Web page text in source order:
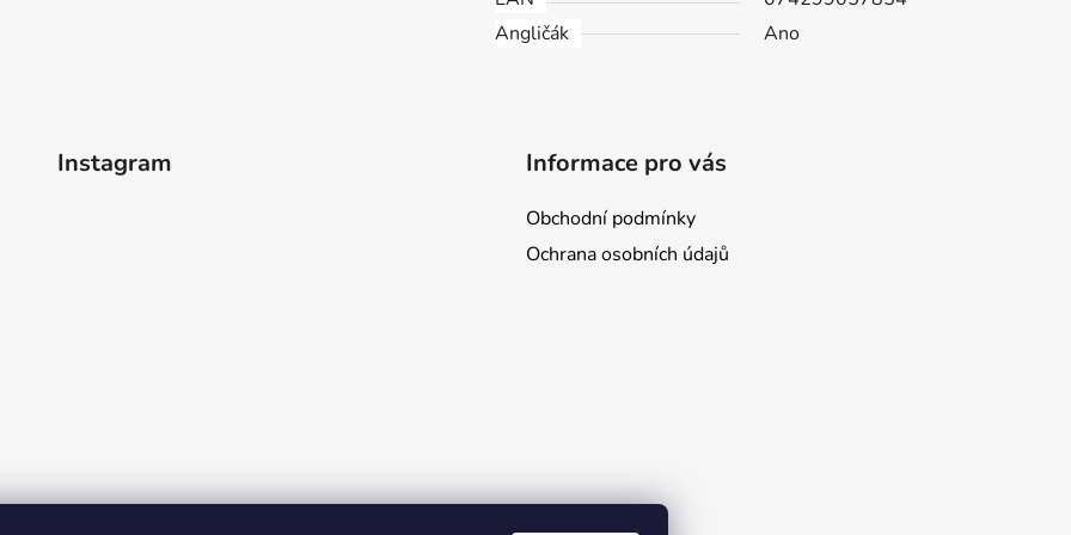
Angličák
Ano
Instagram Informace pro vás
Obchodní podmínky
Ochrana osobních údajů